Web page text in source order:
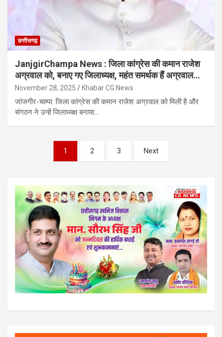
छत्तीसगढ़
JanjgirChampa News : जिला कांग्रेस की कमान राजेश
अग्रवाल को, बनाए गए जिलाध्यक्ष, महंत समर्थक हैं अग्रवाल…
November 28, 2025 Khabar CG News
जांजगीर-चाम्पा. जिला कांग्रेस की कमान राजेश अग्रवाल को मिली है और
संगठन ने उन्हें जिलाध्यक्ष बनाया…
pagination
1 2 3 Next